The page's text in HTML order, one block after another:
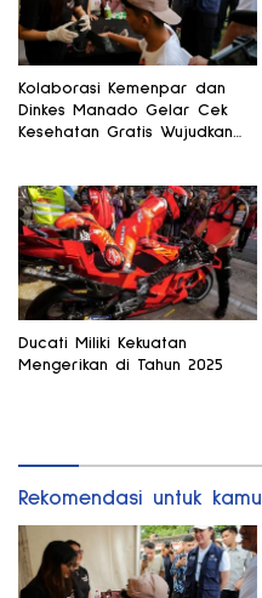
Kolaborasi Kemenpar dan
Dinkes Manado Gelar Cek
Kesehatan Gratis Wujudkan
Ducati Miliki Kekuatan
Mengerikan di Tahun 2025
Rekomendasi untuk kamu